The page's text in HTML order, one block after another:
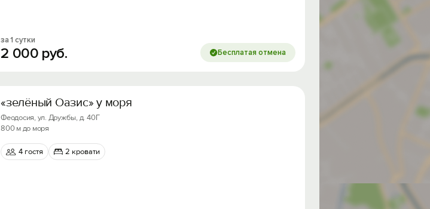
за 1 сутки
2 000 руб. Бесплатая отмена
«зелёный Оазис» у моря
Феодосия, ул. Дружбы, д. 40Г
800 м до моря
4 гостя 2 кровати